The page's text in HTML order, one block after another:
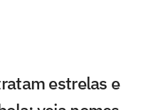
estrelas e